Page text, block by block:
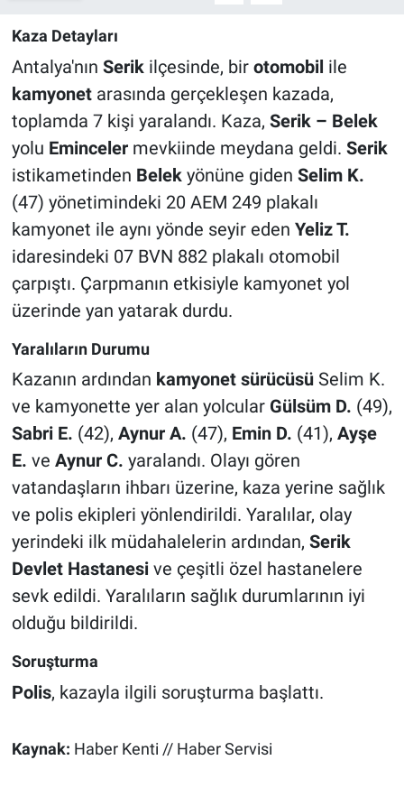
Kaza Detayları
Antalya'nın Serikilçesinde, bir otomobil ile
kamyonetarasında gerçekleşen kazada,
toplamda 7 kişi yaralandı. Kaza, Serik – Belek
yolu Emincelermevkiinde meydana geldi. Serik
istikametinden Belekyönüne giden Selim K.
(47) yönetimindeki 20 AEM 249 plakalı
kamyonet ile aynı yönde seyir eden Yeliz T.
idaresindeki 07 BVN 882 plakalı otomobil
çarpıştı. Çarpmanın etkisiyle kamyonet yol
üzerinde yan yatarak durdu.
Yaralıların Durumu
Kazanın ardından kamyonet sürücüsüSelim K.
ve kamyonette yer alan yolcular Gülsüm D. (49),
Sabri E. (42), Aynur A. (47), Emin D. (41), Ayşe
E. ve Aynur C. yaralandı. Olayı gören
vatandaşların ihbarı üzerine, kaza yerine sağlık
ve polis ekipleri yönlendirildi. Yaralılar, olay
yerindeki ilk müdahalelerin ardından, Serik
Devlet Hastanesive çeşitli özel hastanelere
sevk edildi. Yaralıların sağlık durumlarının iyi
olduğu bildirildi.
Soruşturma
Polis, kazayla ilgili soruşturma başlattı.
Kaynak: Haber Kenti // Haber Servisi